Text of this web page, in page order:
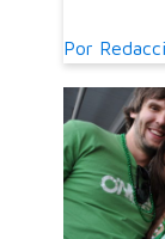
Por